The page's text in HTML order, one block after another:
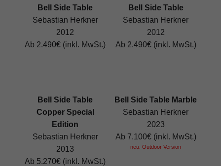
Bell Side Table
Sebastian Herkner
2012
Ab 2.490€ (inkl. MwSt.)
Bell Side Table
Sebastian Herkner
2012
Ab 2.490€ (inkl. MwSt.)
Bell Side Table
Copper Special
Edition
Sebastian Herkner
2013
Ab 5.270€ (inkl. MwSt.)
Bell Side Table Marble
Sebastian Herkner
2023
Ab 7.100€ (inkl. MwSt.)
neu: Outdoor Version